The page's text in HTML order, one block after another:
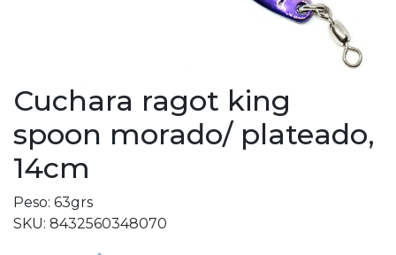
Cuchara ragot king
spoon morado/ plateado,
14cm
Peso: 63grs
SKU: 8432560348070